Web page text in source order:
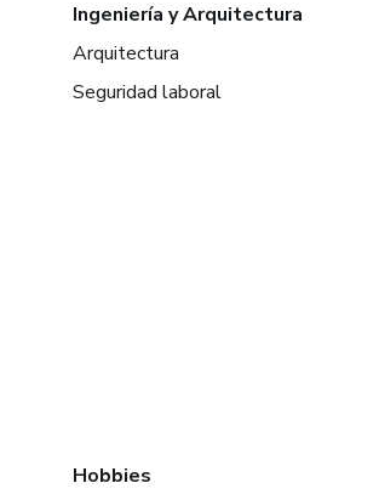
Ingeniería y Arquitectura
Arquitectura
Seguridad laboral
Hobbies